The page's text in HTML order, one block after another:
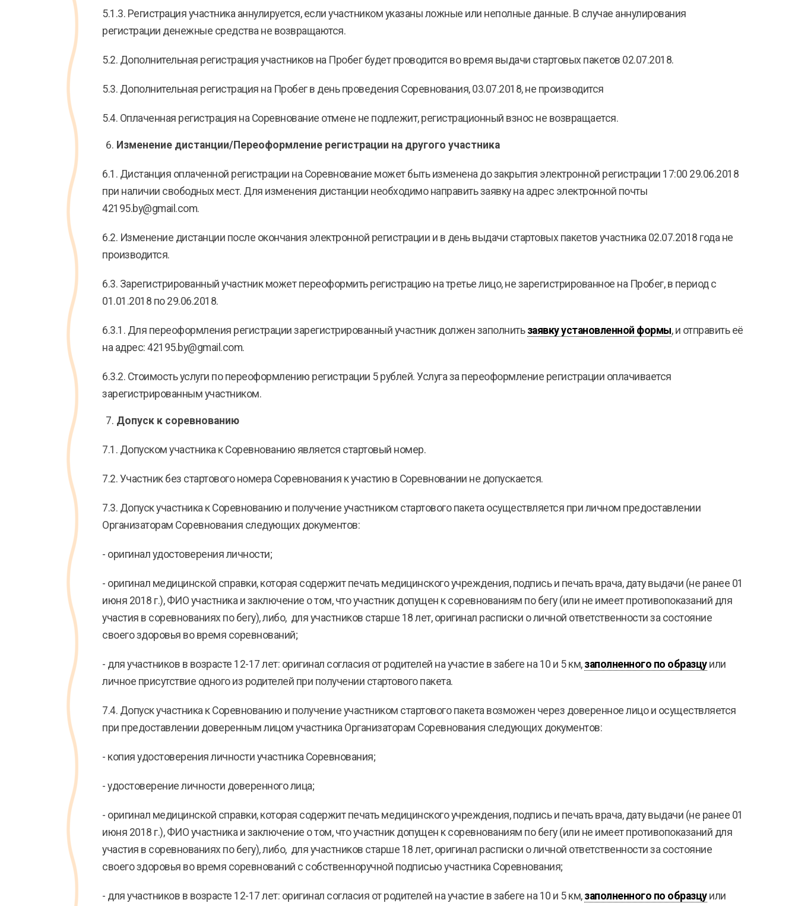
5.1.3. Регистрация участника аннулируется, если участником указаны ложные или неполные данные. В случае аннулирования
регистрации денежные средства не возвращаются.
5.2. Дополнительная регистрация участников на Пробег будет проводится во время выдачи стартовых пакетов 02.07.2018.
5.3. Дополнительная регистрация на Пробег в день проведения Соревнования, 03.07.2018, не производится
5.4. Оплаченная регистрация на Соревнование отмене не подлежит, регистрационный взнос не возвращается.
Изменение дистанции/Переоформление регистрации на другого участника
6.1. Дистанция оплаченной регистрации на Соревнование может быть изменена до закрытия электронной регистрации 17:00 29.06.2018
при наличии свободных мест. Для изменения дистанции необходимо направить заявку на адрес электронной почты
42195.by@gmail.com.
6.2. Изменение дистанции после окончания электронной регистрации и в день выдачи стартовых пакетов участника 02.07.2018 года не
производится.
6.3. Зарегистрированный участник может переоформить регистрацию на третье лицо, не зарегистрированное на Пробег, в период с
01.01.2018 по 29.06.2018.
6.3.1. Для переоформления регистрации зарегистрированный участник должен заполнить заявку установленной формы, и отправить её
на адрес: 42195.by@gmail.com.
6.3.2. Стоимость услуги по переоформлению регистрации 5 рублей. Услуга за переоформление регистрации оплачивается
зарегистрированным участником.
Допуск к соревнованию
7.1. Допуском участника к Соревнованию является стартовый номер.
7.2. Участник без стартового номера Соревнования к участию в Соревновании не допускается.
7.3. Допуск участника к Соревнованию и получение участником стартового пакета осуществляется при личном предоставлении
Организаторам Соревнования следующих документов:
- оригинал удостоверения личности;
- оригинал медицинской справки, которая содержит печать медицинского учреждения, подпись и печать врача, дату выдачи (не ранее 01
июня 2018 г.), ФИО участника и заключение о том, что участник допущен к соревнованиям по бегу (или не имеет противопоказаний для
участия в соревнованиях по бегу), либо, для участников старше 18 лет, оригинал расписки о личной ответственности за состояние
своего здоровья во время соревнований;
- для участников в возрасте 12-17 лет: оригинал согласия от родителей на участие в забеге на 10 и 5 км, заполненного по образцуили
личное присутствие одного из родителей при получении стартового пакета.
7.4. Допуск участника к Соревнованию и получение участником стартового пакета возможен через доверенное лицо и осуществляется
при предоставлении доверенным лицом участника Организаторам Соревнования следующих документов:
- копия удостоверения личности участника Соревнования;
- удостоверение личности доверенного лица;
- оригинал медицинской справки, которая содержит печать медицинского учреждения, подпись и печать врача, дату выдачи (не ранее 01
июня 2018 г.), ФИО участника и заключение о том, что участник допущен к соревнованиям по бегу (или не имеет противопоказаний для
участия в соревнованиях по бегу), либо, для участников старше 18 лет, оригинал расписки о личной ответственности за состояние
своего здоровья во время соревнований с собственноручной подписью участника Соревнования;
- для участников в возрасте 12-17 лет: оригинал согласия от родителей на участие в забеге на 10 и 5 км, заполненного по образцуили